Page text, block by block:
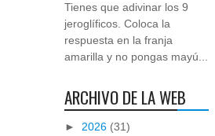
Tienes que adivinar los 9
jeroglíficos. Coloca la
respuesta en la franja
amarilla y no pongas mayú...
ARCHIVO DE LA WEB
► 2026 (31)